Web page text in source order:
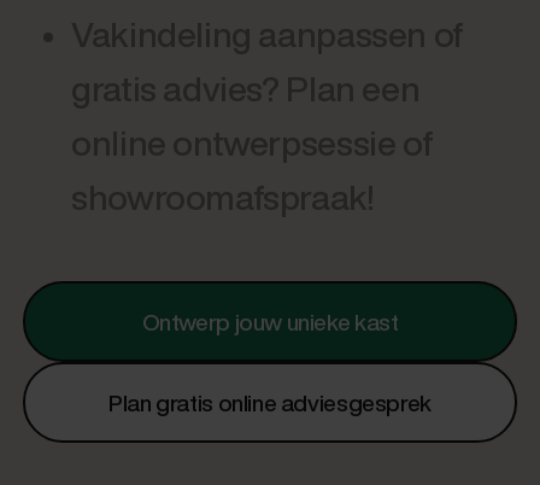
Vakindeling aanpassen of
gratis advies? Plan een
online ontwerpsessie of
showroomafspraak!
Ontwerp jouw unieke kast
Plan gratis online adviesgesprek